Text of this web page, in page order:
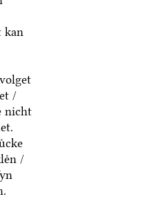
kan
/
nicht
/